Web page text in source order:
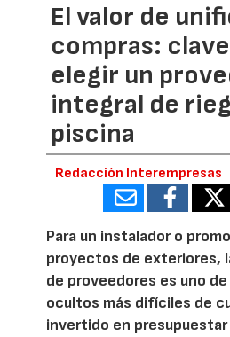
El valor de
compras:
elegir un
integral de
piscina
Redacción Interempresas
Para un instalador o
proyectos de exteriores,
de proveedores es uno
ocultos más difíciles de
invertido en